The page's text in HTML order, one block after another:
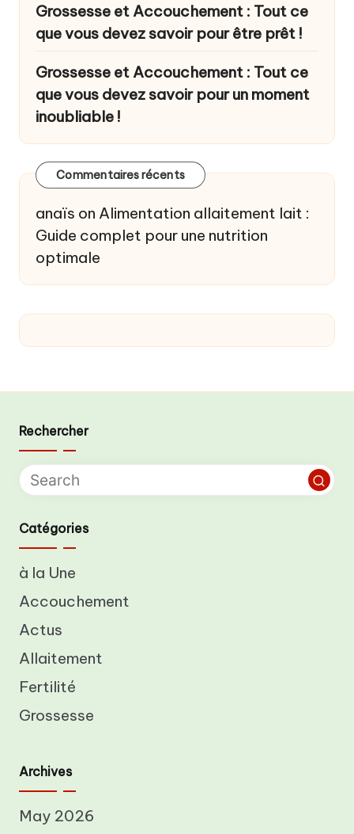
Grossesse et Accouchement : Tout ce
que vous devez savoir pour être prêt !
Grossesse et Accouchement : Tout ce
que vous devez savoir pour un moment
inoubliable !
Commentaires récents
anaïs on Alimentation allaitement lait :
Guide complet pour une nutrition
optimale
Rechercher
Catégories
à la Une
Accouchement
Actus
Allaitement
Fertilité
Grossesse
Archives
May 2026